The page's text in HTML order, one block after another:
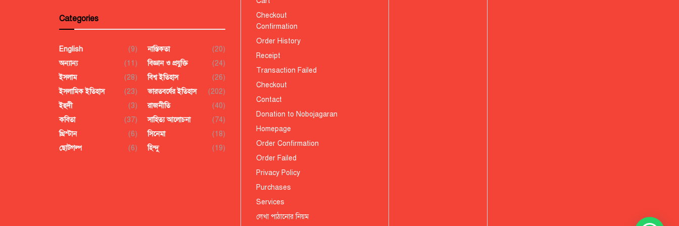
Categories
English
(9)
অন্যান্য
(11)
ইসলাম
(28)
ইসলামিক ইতিহাস
(23)
ইহুদী
(3)
কবিতা
(37)
খ্রিস্টান
(6)
ছোটগল্প
(6)
নাস্তিকতা
(20)
বিজ্ঞান ও প্রযুক্তি
(24)
বিশ্ব ইতিহাস
(26)
ভারতবর্ষের ইতিহাস
(202)
রাজনীতি
(40)
সাহিত্য আলোচনা
(74)
সিনেমা
(18)
হিন্দু
(19)
Checkout
Confirmation
Order History
Receipt
Transaction Failed
Checkout
Contact
Donation to Nobojagaran
Homepage
Order Confirmation
Order Failed
Privacy Policy
Purchases
Services
লেখা পাঠানোর নিয়ম